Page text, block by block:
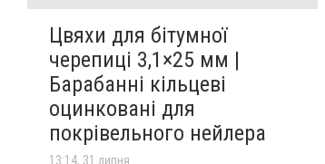
Цвяхи для бітумної
черепиці 3,1×25 мм |
Барабанні кільцеві
оцинковані для
покрівельного нейлера
13:14, 31 липня